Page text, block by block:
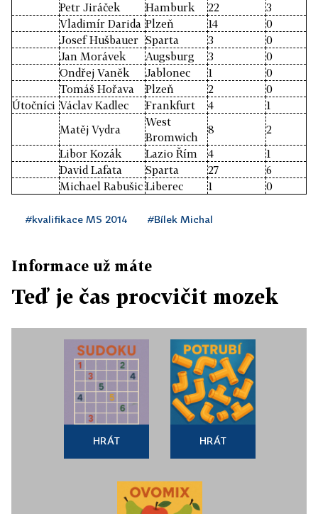
Petr Jiráček
Hamburk 22
3
Vladimír Darida Plzeň 14
0
Josef Hušbauer Sparta 3
0
Jan Morávek
Augsburg 3
0
Ondřej Vaněk
Jablonec 1
0
Tomáš Hořava
Plzeň 2
0
Útočníci Václav Kadlec Frankfurt 4
1
Matěj Vydra
West
Bromwich
8
2
Libor Kozák
Lazio Řím 4
1
David Lafata
Sparta 27
6
Michael Rabušic Liberec 1 0
#kvalifikace MS 2014 #Bílek Michal
Informace už máte
Teď je čas procvičit mozek
HRÁT HRÁT